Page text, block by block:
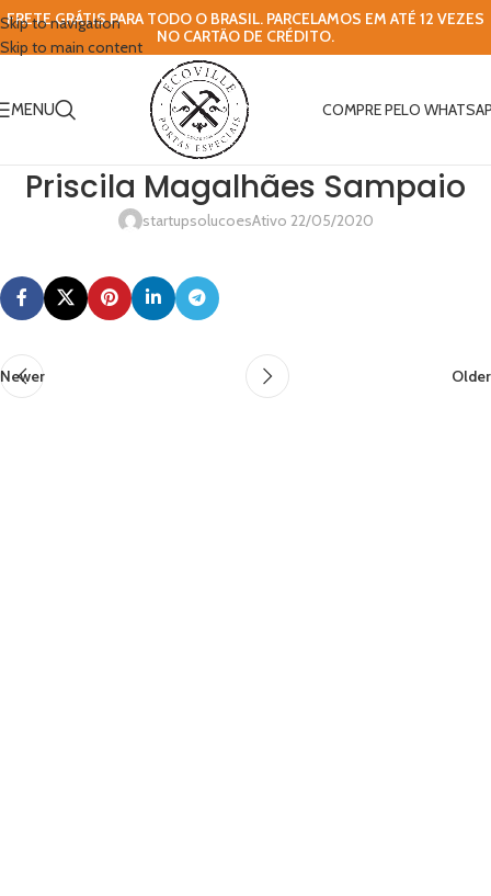
Skip to navigation
Skip to main content
FRETE GRÁTIS PARA TODO O BRASIL. PARCELAMOS EM ATÉ 12 VEZES
NO CARTÃO DE CRÉDITO.
MENU COMPRE PELO
Priscila Magalhães Sampaio
startupsolucoesAtivo 22/05/2020
Newer Older